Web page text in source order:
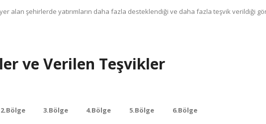
alan şehirlerde yatırımların daha fazla desteklendiği ve daha fazla teşvik verildiği
ve Verilen Teşvikler
2.Bölge 3.Bölge 4.Bölge 5.Bölge 6.Bölge